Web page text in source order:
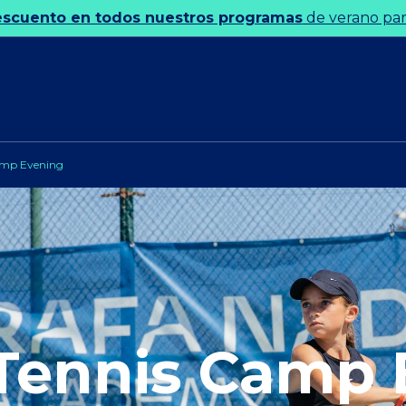
en todos nuestros programasde verano
Evening
Camp